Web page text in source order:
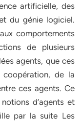
artificielle, des
du génie logiciel.
comportements
de plusieurs
agents, que ces
de la
ces agents. Ce
d’agents et
par la suite Les